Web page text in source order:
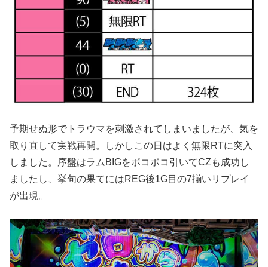
予期せぬ形でトラウマを刺激されてしまいましたが、気を
取り直して実戦再開。しかしこの日はよく無限RTに突入
しました。序盤はラムBIGをポコポコ引いてCZも成功し
ましたし、挙句の果てにはREG後1G目の7揃いリプレイ
が出現。